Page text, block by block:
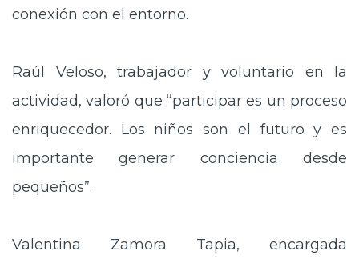
conexión con el entorno.
Raúl Veloso, trabajador y voluntario en la
actividad, valoró que “participar es un proceso
enriquecedor. Los niños son el futuro y es
importante generar conciencia desde
pequeños”.
Valentina Zamora Tapia, encargada